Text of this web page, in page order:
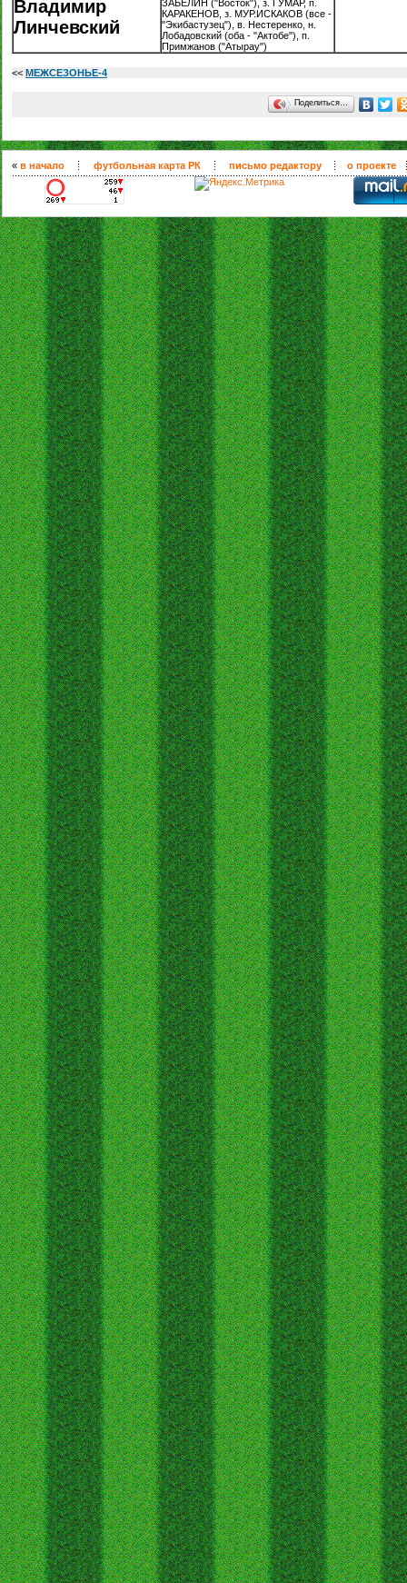
Владимир
Линчевский
ЗАБЕЛИН ("Восток"), з. ГУМАР, п.
КАРАКЕНОВ, з. МУР.ИСКАКОВ (все -
"Экибастузец"), в. Нестеренко, н.
Лобадовский (оба - "Актобе"), п.
Примжанов ("Атырау")
<< МЕЖСЕЗОНЬЕ-4
Поделиться…
« в начало футбольная карта РК письмо редактору о проекте